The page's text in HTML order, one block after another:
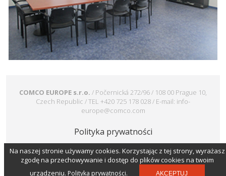
COMCO EUROPE s.r.o. / Počernická 272/96 / 108 00 Prague 10,
Czech Republic / TEL +420 725 178 028 / E-mail: info-
europe@comco.com
Polityka prywatności
Copyright © 2025. All Rights Reserved. Created byStudiografix.
Na naszej stronie używamy cookies. Korzystając z tej strony, wyrażasz
zgodę na przechowywanie i dostęp do plików cookies na twoim
urządzeniu. Polityka prywatności. AKCEPTUJ